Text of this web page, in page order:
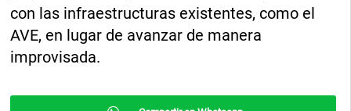
con las infraestructuras existentes, como el
AVE, en lugar de avanzar de manera
improvisada.